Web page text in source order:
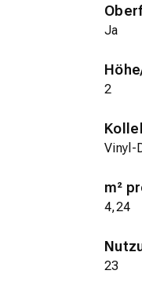
Ja
2
Vinyl-
m²
4,24
23